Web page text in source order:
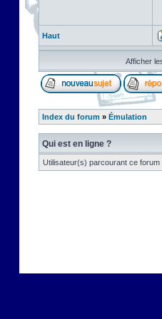
Haut
Afficher
Index du forum » Émulation
Qui est en ligne ?
Utilisateur(s) parcourant ce